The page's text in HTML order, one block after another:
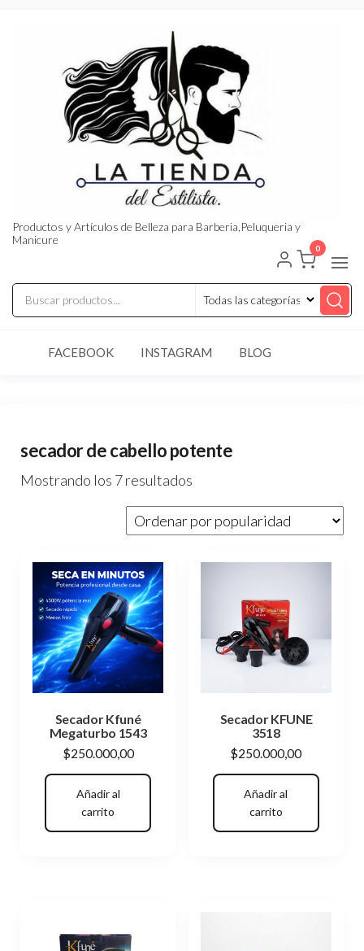
Productos y Artículos de Belleza para Barberia,Peluqueria y
Manicure
0
FACEBOOK INSTAGRAM BLOG
secador de cabello potente
Mostrando los 7 resultados
por
popularidad
Secador Kfuné
Megaturbo 1543
$250.000,00
Añadir al
carrito
Secador KFUNE
3518
$250.000,00
Añadir al
carrito